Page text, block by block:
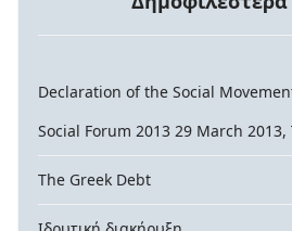
Declaration of the Social
Social Forum 2013 29 March 2013,
The Greek Debt